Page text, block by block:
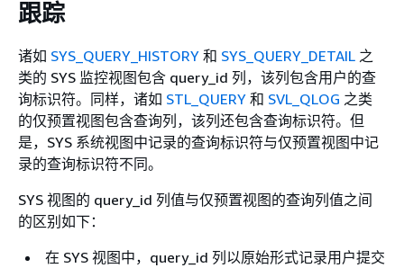
跟踪
诸如 SYS_QUERY_HISTORY 和 SYS_QUERY_DETAIL 之
类的 SYS 监控视图包含 query_id 列，该列包含用户的查
询标识符。同样，诸如 STL_QUERY 和 SVL_QLOG 之类
的仅预置视图包含查询列，该列还包含查询标识符。但
是，SYS 系统视图中记录的查询标识符与仅预置视图中记
录的查询标识符不同。
SYS 视图的 query_id 列值与仅预置视图的查询列值之间
的区别如下：
在 SYS 视图中，query_id 列以原始形式记录用户提交